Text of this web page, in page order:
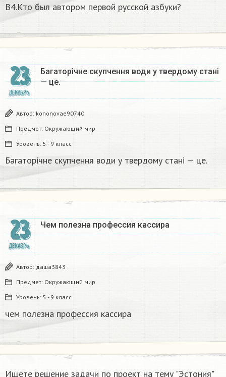
B4.Кто был автором первой русской азбуки?
23
ДЕКАБРЬ
Багаторічне скупчення води у твердому стані
— це.​
Автор: kononovae90740
Предмет: Окружающий мир
Уровень: 5 - 9 класс
Багаторічне скупчення води у твердому стані — це.​
23
ДЕКАБРЬ
Чем полезна профессия кассира
Автор: даша3843
Предмет: Окружающий мир
Уровень: 5 - 9 класс
чем полезна профессия кассира
Ищете решение задачи по проект на тему "Эстония"